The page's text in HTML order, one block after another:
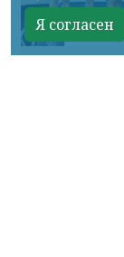
Я согласен